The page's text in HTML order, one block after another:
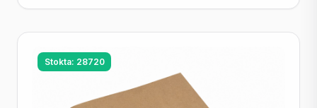
Stokta: 28720